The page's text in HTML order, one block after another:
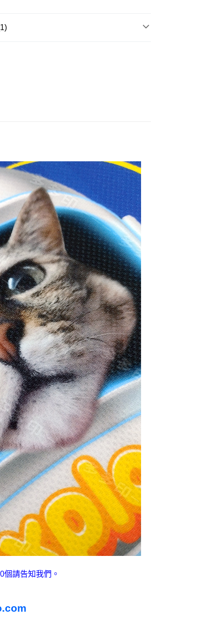
「AFTEE先享後付 」之結帳頁面顯示為準，若有關於
後需取消欲退款等相關疑問，請聯繫「AFTEE先享後
個帳號或使用他人資訊註冊。若發現惡意使用之情
限公司將有權停止該用戶之使用額度並採取法律行
個請告知我們。